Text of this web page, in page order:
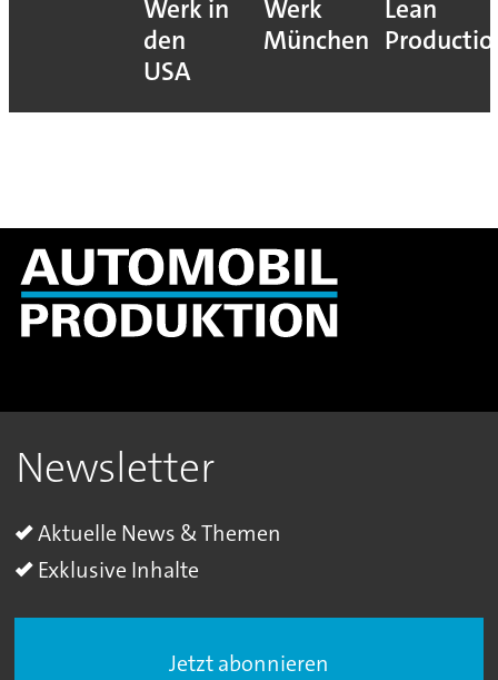
Werk in
den
USA
Werk
München
Lean
Newsletter
Aktuelle News & Themen
Exklusive Inhalte
Jetzt abonnieren